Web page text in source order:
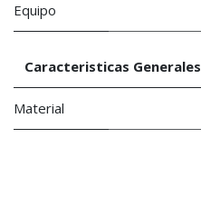
Equipo
Caracteristicas Generales
Material